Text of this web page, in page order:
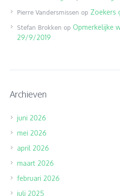
Pierre Vandersmissen op Zoekers
Stefan Brokken op Opmerkelijke
29/9/2019
Archieven
juni 2026
mei 2026
april 2026
maart 2026
februari 2026
juli 2025